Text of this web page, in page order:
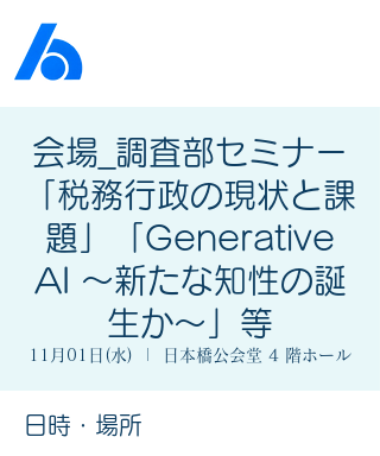
会場_調査部セミナー
「税務行政の現状と課
題」「Generative
AI ～新たな知性の誕
生か～」等
11月01日(水) 日本橋公会堂 4 階ホール
日時・場所